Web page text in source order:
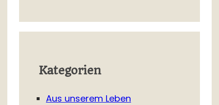
Kategorien
Aus unserem Leben